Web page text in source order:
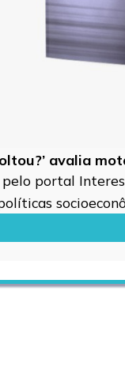
avalia
portal